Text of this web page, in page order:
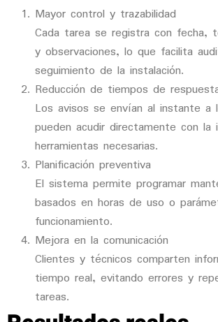
Mayor control y trazabilidad
Cada tarea se registra con fecha,
y observaciones, lo que facilita
seguimiento de la instalación.
Reducción de tiempos de
Los avisos se envían al instante a
pueden acudir directamente con la
herramientas necesarias.
Planificación preventiva
El sistema permite programar
basados en horas de uso o
funcionamiento.
Mejora en la comunicación
Clientes y técnicos comparten
tiempo real, evitando errores y
tareas.